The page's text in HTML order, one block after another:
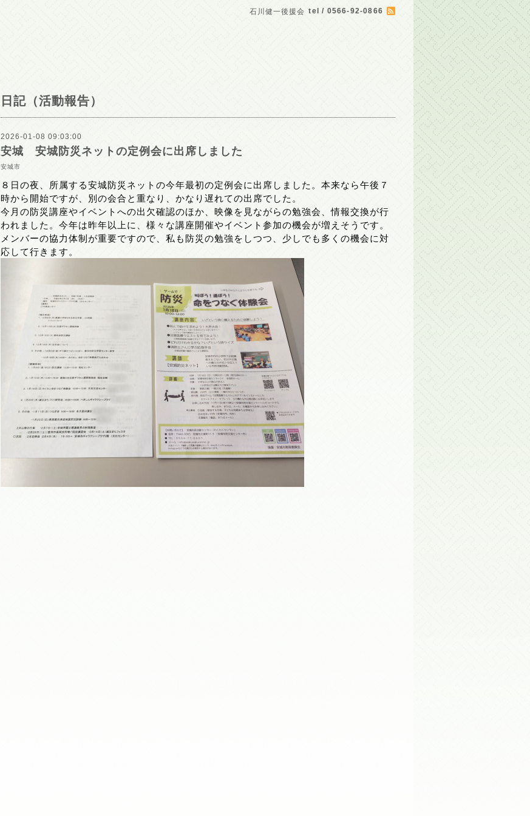
石川健一後援会 tel / 0566-92-0866
日記（活動報告）
2026-01-08 09:03:00
安城 安城防災ネットの定例会に出席しました
安城市
８日の夜、所属する安城防災ネットの今年最初の定例会に出席しました。本来なら午後７
時から開始ですが、別の会合と重なり、かなり遅れての出席でした。
今月の防災講座やイベントへの出欠確認のほか、映像を見ながらの勉強会、情報交換が行
われました。今年は昨年以上に、様々な講座開催やイベント参加の機会が増えそうです。
メンバーの協力体制が重要ですので、私も防災の勉強をしつつ、少しでも多くの機会に対
応して行きます。